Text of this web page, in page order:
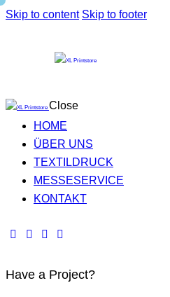
Skip to content Skip to footer
Close
HOME
ÜBER UNS
TEXTILDRUCK
MESSESERVICE
KONTAKT
Have a Project?